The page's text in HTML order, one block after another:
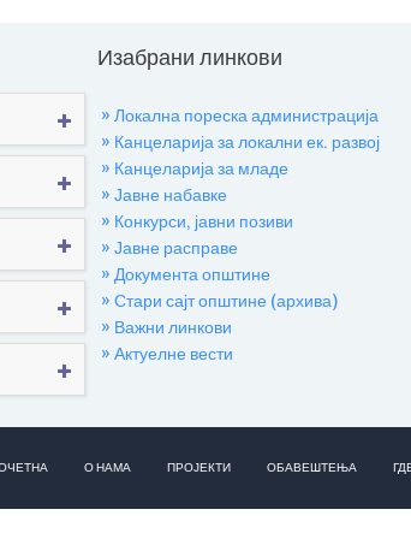
Изабрани линкови
» Локална пореска администрација
» Канцеларија за локални ек. развој
» Канцеларија за младе
» Јавне набавке
» Конкурси, јавни позиви
» Јавне расправе
» Документа општине
» Стари сајт општине (архива)
» Важни линкови
» Актуелне вести
О НАМА ПРОЈЕКТИ ОБАВЕШТЕЊА